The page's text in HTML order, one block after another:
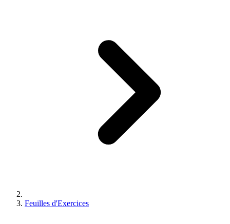
Feuilles d'Exercices